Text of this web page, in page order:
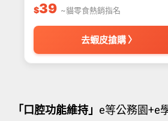
$39 ~貓零食熱銷指名
去蝦皮搶購 〉
「口腔功能維持」 e等公務園+e